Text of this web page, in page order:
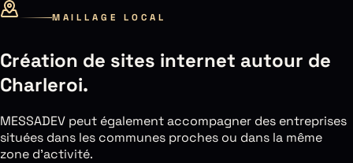
MAILLAGE LOCAL
Création de sites internet autour de
Charleroi.
MESSADEV peut également accompagner des entreprises
situées dans les communes proches ou dans la même
zone d’activité.